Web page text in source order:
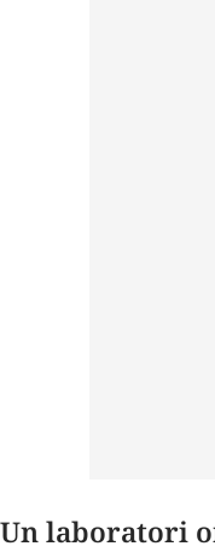
Un laboratori